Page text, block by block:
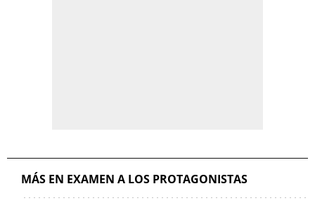
MÁS EN EXAMEN A LOS PROTAGONISTAS